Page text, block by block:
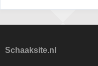
23 augustus 2026 · Utrecht
Schaaksite.nl